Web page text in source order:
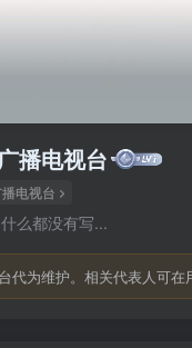
播电视台
电视台
么都没有写...
为维护。相关代表人可在